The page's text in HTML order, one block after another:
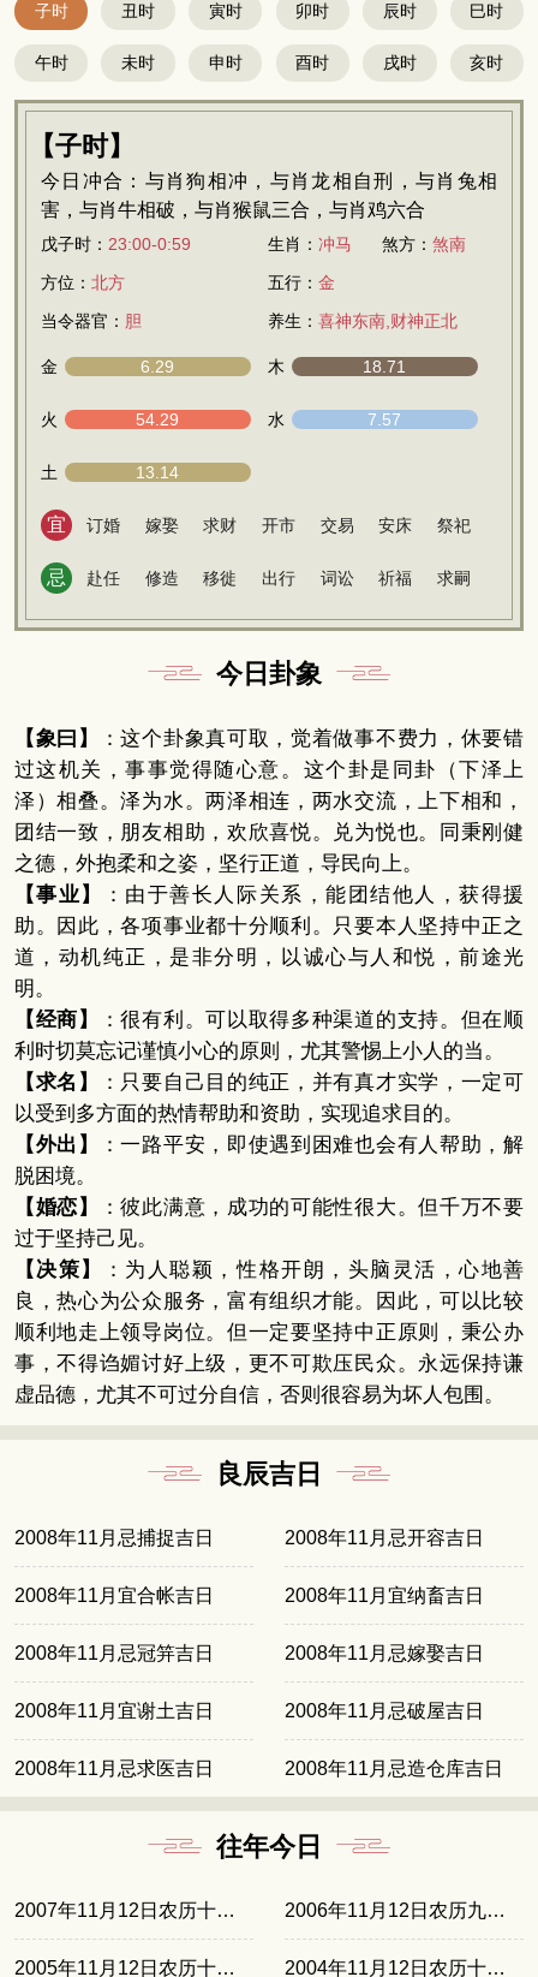
子时 丑时 寅时 卯时 辰时 巳时
午时 未时 申时 酉时 戌时 亥时
【子时】
今日冲合：与肖狗相冲，与肖龙相自刑，与肖兔相
害，与肖牛相破，与肖猴鼠三合，与肖鸡六合
戊子时： 23:00-0:59 生肖： 冲马 煞方： 煞南
方位： 北方 五行： 金
当令器官： 胆 养生： 喜神东南,财神正北
金 6.29 木 18.71
火 54.29 水 7.57
土 13.14
宜 订婚 嫁娶 求财 开市 交易 安床 祭祀
忌 赴任 修造 移徙 出行 词讼 祈福 求嗣
今日卦象
【象曰】
：这个卦象真可取，觉着做事不费力，休要错
过这机关，事事觉得随心意。这个卦是同卦（下泽上
泽）相叠。泽为水。两泽相连，两水交流，上下相和，
团结一致，朋友相助，欢欣喜悦。兑为悦也。同秉刚健
之德，外抱柔和之姿，坚行正道，导民向上。
【事业】
：由于善长人际关系，能团结他人，获得援
助。因此，各项事业都十分顺利。只要本人坚持中正之
道，动机纯正，是非分明，以诚心与人和悦，前途光
明。
【经商】
：很有利。可以取得多种渠道的支持。但在顺
利时切莫忘记谨慎小心的原则，尤其警惕上小人的当。
【求名】
：只要自己目的纯正，并有真才实学，一定可
以受到多方面的热情帮助和资助，实现追求目的。
【外出】
：一路平安，即使遇到困难也会有人帮助，解
脱困境。
【婚恋】
：彼此满意，成功的可能性很大。但千万不要
过于坚持己见。
【决策】
：为人聪颖，性格开朗，头脑灵活，心地善
良，热心为公众服务，富有组织才能。因此，可以比较
顺利地走上领导岗位。但一定要坚持中正原则，秉公办
事，不得诌媚讨好上级，更不可欺压民众。永远保持谦
虚品德，尤其不可过分自信，否则很容易为坏人包围。
良辰吉日
2008年11月忌捕捉吉日 2008年11月忌开容吉日
2008年11月宜合帐吉日 2008年11月宜纳畜吉日
2008年11月忌冠笄吉日 2008年11月忌嫁娶吉日
2008年11月宜谢土吉日 2008年11月忌破屋吉日
2008年11月忌求医吉日 2008年11月忌造仓库吉日
往年今日
2007年11月12日农历十月初三 2006年11月12日农历九月廿二
2005年11月12日农历十月十一 2004年11月12日农历十月初一